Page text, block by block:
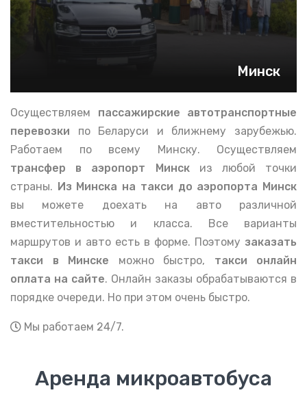
Минск
Осуществляем пассажирские автотранспортные
перевозки по Беларуси и ближнему зарубежью.
Работаем по всему Минску. Осуществляем
трансфер в аэропорт Минскиз любой точки
страны. Из Минска на такси до аэропорта Минск
вы можете доехать на авто различной
вместительностью и класса. Все варианты
маршрутов и авто есть в форме. Поэтому заказать
такси в Минске можно быстро, такси
онлайн
оплата на сайте. Онлайн заказы обрабатываются в
порядке очереди. Но при этом очень быстро.
Мы работаем 24/7.
Аренда микроавтобуса